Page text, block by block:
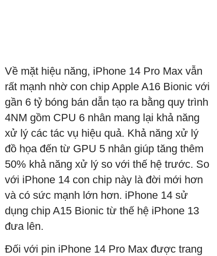
Về mặt hiệu năng, iPhone 14 Pro Max vẫn
rất mạnh nhờ con chip Apple A16 Bionic với
gần 6 tỷ bóng bán dẫn tạo ra bằng quy trình
4NM gồm CPU 6 nhân mang lại khả năng
xử lý các tác vụ hiệu quả. Khả năng xử lý
đồ họa đến từ GPU 5 nhân giúp tăng thêm
50% khả năng xử lý so với thế hệ trước. So
với iPhone 14 con chip này là đời mới hơn
và có sức mạnh lớn hơn. iPhone 14 sử
dụng chip A15 Bionic từ thế hệ iPhone 13
đưa lên.
Đối với pin iPhone 14 Pro Max được trang